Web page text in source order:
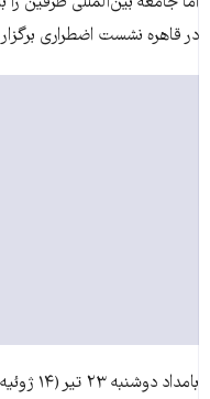
در قاهره نشست اضطراری
بامداد